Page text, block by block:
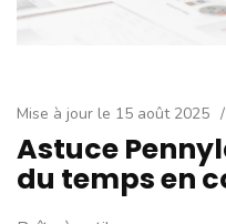
Mise à jour le 15 août 2025 /
Astuce
du temps en